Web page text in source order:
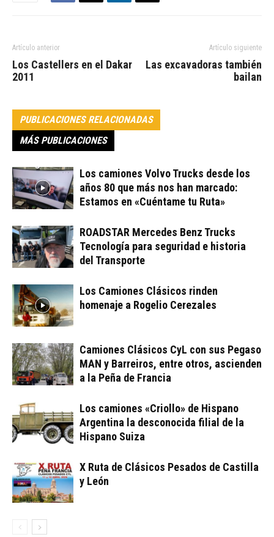
Artículo anterior
Los Castellers en el Dakar
2011
Artículo siguiente
Las excavadoras también
bailan
PUBLICACIONES RELACIONADAS
MÁS PUBLICACIONES
Los camiones Volvo Trucks desde los
años 80 que más nos han marcado:
Estamos en «Cuéntame tu Ruta»
ROADSTAR Mercedes Benz Trucks
Tecnología para seguridad e historia
del Transporte
Los Camiones Clásicos rinden
homenaje a Rogelio Cerezales
Camiones Clásicos CyL con sus Pegaso
MAN y Barreiros, entre otros, ascienden
a la Peña de Francia
Los camiones «Criollo» de Hispano
Argentina la desconocida filial de la
Hispano Suiza
X Ruta de Clásicos Pesados de Castilla
y León